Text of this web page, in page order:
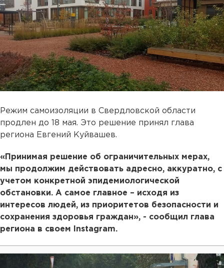
Режим самоизоляции в Свердловской области
продлен до 18 мая. Это решение принял глава
региона Евгений Куйвашев.
«Принимая решение об ограничительных мерах,
мы продолжим действовать адресно, аккуратно, с
учетом конкретной эпидемиологической
обстановки. А самое главное – исходя из
интересов людей, из приоритетов безопасности и
сохранения здоровья граждан», - сообщил глава
региона в своем Instagram.